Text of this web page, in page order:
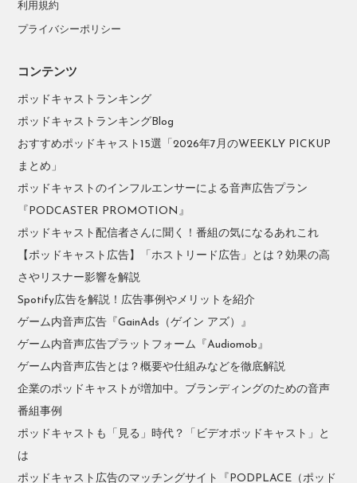
利用規約
プライバシーポリシー
コンテンツ
ポッドキャストランキング
ポッドキャストランキングBlog
おすすめポッドキャスト15選「2026年7月のWEEKLY PICKUP
まとめ」
ポッドキャストのインフルエンサーによる音声広告プラン
『PODCASTER PROMOTION』
ポッドキャスト配信者さんに聞く！番組の気になるあれこれ
【ポッドキャスト広告】「ホストリード広告」とは？効果の高
さやリスナー影響を解説
Spotify広告を解説！広告事例やメリットを紹介
ゲーム内音声広告『GainAds（ゲイン アズ）』
ゲーム内音声広告プラットフォーム『Audiomob』
ゲーム内音声広告とは？概要や仕組みなどを徹底解説
企業のポッドキャストが増加中。ブランディングのための音声
番組事例
ポッドキャストも「見る」時代？「ビデオポッドキャスト」と
は
ポッドキャスト広告のマッチングサイト『PODPLACE（ポッド